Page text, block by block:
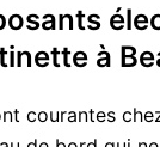
à
courantes